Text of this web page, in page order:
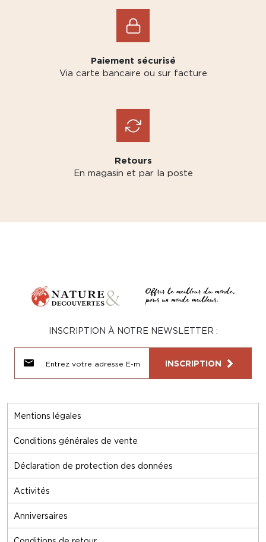
Paiement sécurisé
Via carte bancaire ou sur facture
Retours
En magasin et par la poste
Mentions légales
Conditions générales de vente
Déclaration de protection des données
Activités
Anniversaires
INSCRIPTION À NOTRE NEWSLETTER :
INSCRIPTION